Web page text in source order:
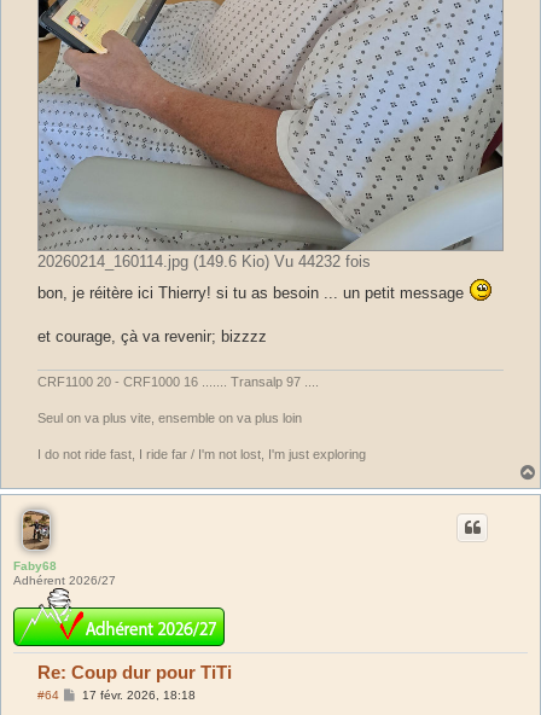
20260214_160114.jpg (149.6 Kio) Vu 44232 fois
bon, je réitère ici Thierry! si tu as besoin ... un petit message
et courage, çà va revenir; bizzzz
CRF1100 20 - CRF1000 16 ....... Transalp 97 ....
Seul on va plus vite, ensemble on va plus loin
I do not ride fast, I ride far / I'm not lost, I'm just exploring
Faby68
Adhérent 2026/27
Re: Coup dur pour TiTi
#64
M
17 févr. 2026, 18:18